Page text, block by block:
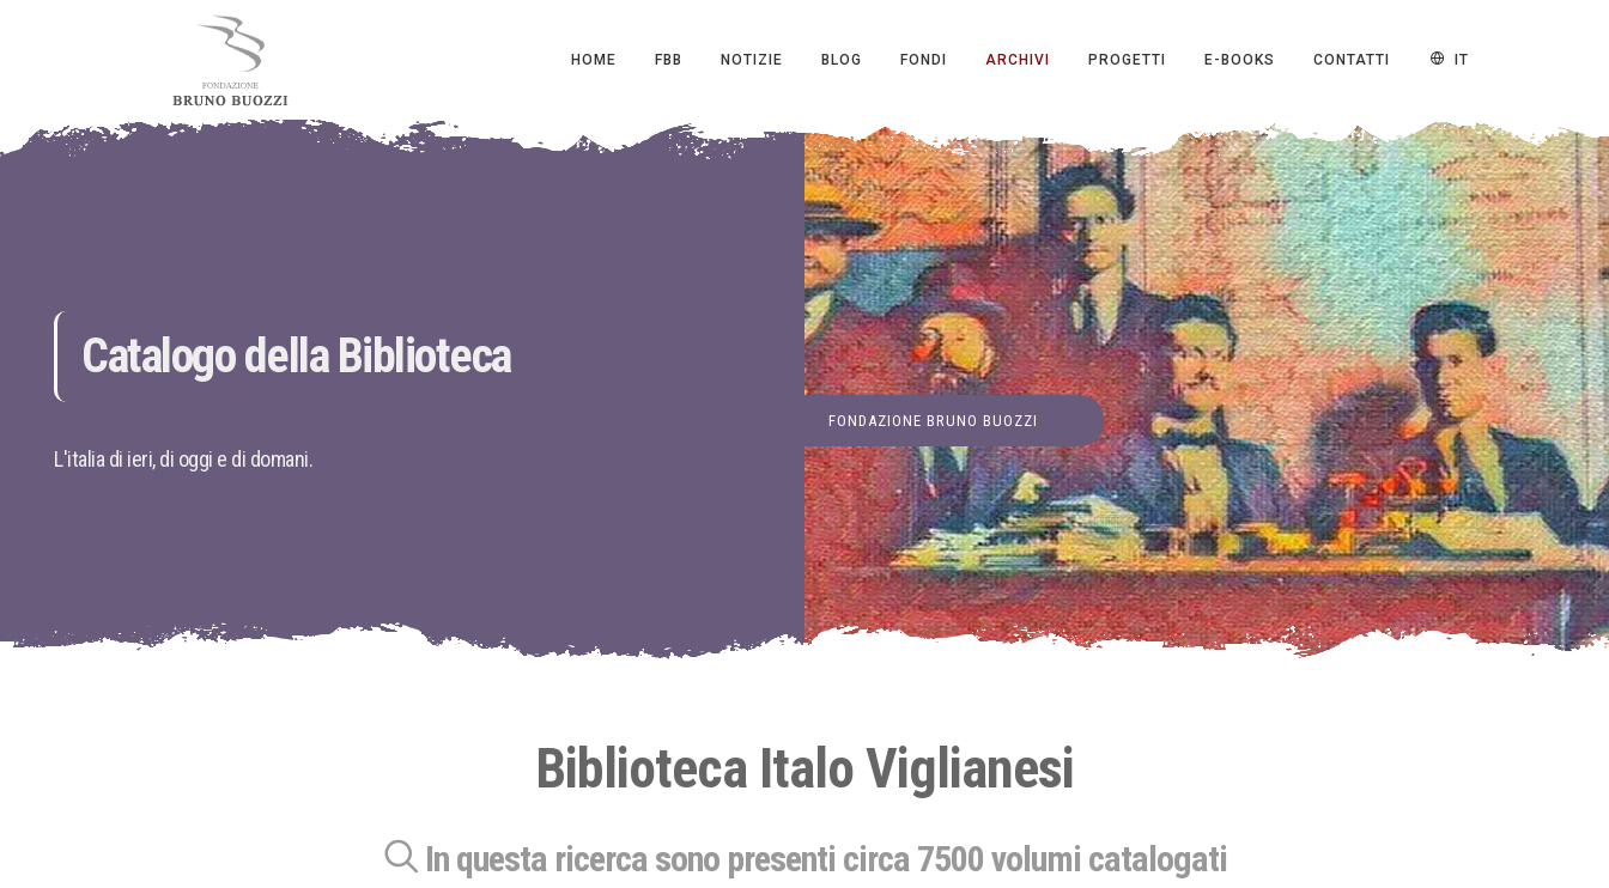
HOME FBB NOTIZIE BLOG FONDI ARCHIVI PROGETTI E-BOOKS CONTATTI IT
Catalogo della Biblioteca
L'italia di ieri, di oggi e di domani.
FONDAZIONE BRUNO BUOZZI
Biblioteca Italo Viglianesi
In questa ricerca sono presenti circa 7500 volumi catalogati